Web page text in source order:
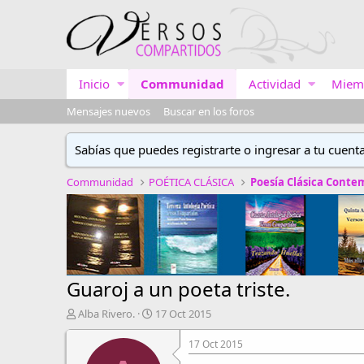
Inicio Communidad Actividad
Mensajes nuevos Buscar en los foros
Sabías que puedes registrarte o ingresar a tu
Communidad POÉTICA CLÁSICA Poesía Clásica
Guaroj a un poeta triste.
A
u
Alba Rivero.
F
e
h
17 Oct 2015
17 Oct 2015